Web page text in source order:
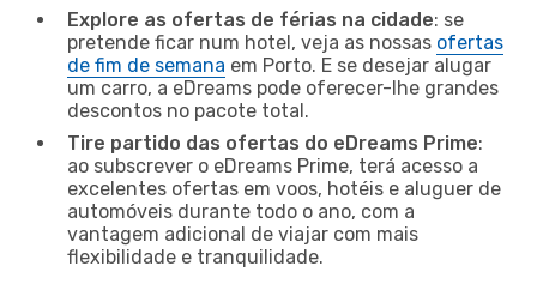
Explore as ofertas de férias na cidade: se
pretende ficar num hotel, veja as nossas ofertas
de fim de semana em Porto. E se desejar alugar
um carro, a eDreams pode oferecer-lhe grandes
descontos no pacote total.
Tire partido das ofertas do eDreams Prime:
ao subscrever o eDreams Prime, terá acesso a
excelentes ofertas em voos, hotéis e aluguer de
automóveis durante todo o ano, com a
vantagem adicional de viajar com mais
flexibilidade e tranquilidade.